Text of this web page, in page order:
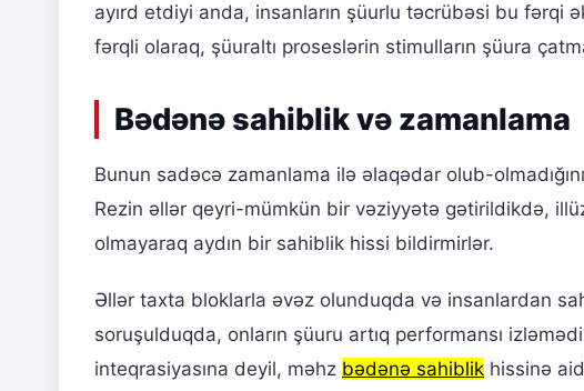
ayırd etdiyi anda, insanların şüurlu təcrübəsi bu fərqi
fərqli olaraq, şüuraltı proseslərin stimulların şüura
Bədənə sahiblik və zamanlama
Bunun sadəcə zamanlama ilə əlaqədar olub-
Rezin əllər qeyri-mümkün bir vəziyyətə gətirildikdə,
olmayaraq aydın bir sahiblik hissi bildirmirlər.
Əllər taxta bloklarla əvəz olunduqda və insanlardan
soruşulduqda, onların şüuru artıq performansı
inteqrasiyasına deyil, məhz bədənə sahiblik hissinə